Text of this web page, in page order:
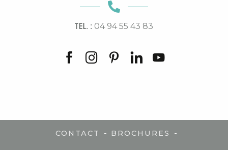
TEL. : 04 94 55 43 83
CONTACT - BROCHURES -